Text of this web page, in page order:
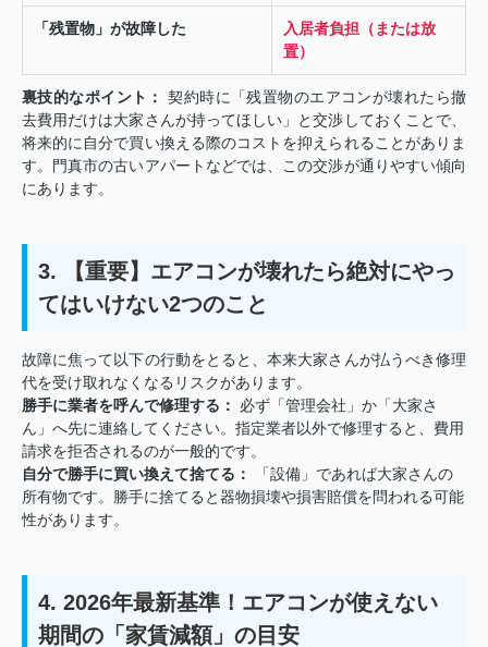
「残置物」が故障した
入居者負担（または放
置）
裏技的なポイント：
契約時に「残置物のエアコンが壊れたら撤
去費用だけは大家さんが持ってほしい」と交渉しておくことで、
将来的に自分で買い換える際のコストを抑えられることがありま
す。門真市の古いアパートなどでは、この交渉が通りやすい傾向
にあります。
3. 【重要】エアコンが壊れたら絶対にやっ
てはいけない2つのこと
故障に焦って以下の行動をとると、本来大家さんが払うべき修理
代を受け取れなくなるリスクがあります。
勝手に業者を呼んで修理する：
必ず「管理会社」か「大家さ
ん」へ先に連絡してください。指定業者以外で修理すると、費用
請求を拒否されるのが一般的です。
自分で勝手に買い換えて捨てる：
「設備」であれば大家さんの
所有物です。勝手に捨てると器物損壊や損害賠償を問われる可能
性があります。
4. 2026年最新基準！エアコンが使えない
期間の「家賃減額」の目安